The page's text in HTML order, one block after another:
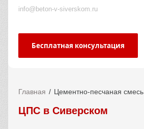
info@beton-v-siverskom.ru
Бесплатная консультация
Главная Цементно-песчаная смесь
ЦПС в Сиверском